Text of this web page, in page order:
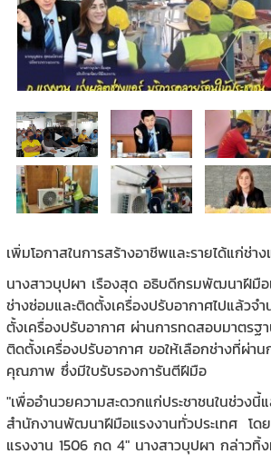
เพิ่มโอกาสในการสร้างอาชีพและรายได้แก่ช่
นางสาวบุปผา เรืองสุด อธิบดีกรมพัฒนาฝีมื
ช่างซ่อมและติดตั้งเครื่องปรับอากาศไปแล้ว
ตั้งเครื่องปรับอากาศ ผ่านการทดสอบมาตร
ติดตั้งเครื่องปรับอากาศ ขอให้เลือกช่างที่ผ่า
คุณภาพ ซึ่งมีใบรับรองการันตีฝีมือ
"เพื่ออำนวยความสะดวกแก่ประชาชนในช่ว
สำนักงานพัฒนาฝีมือแรงงานทั่วประเทศ โด
แรงงาน 1506 กด 4" นางสาวบุปผา กล่าวทิ้